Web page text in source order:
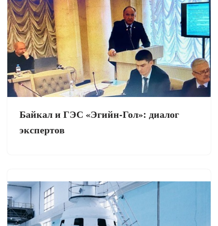
Байкал и ГЭС «Эгийн-Гол»: диалог
экспертов